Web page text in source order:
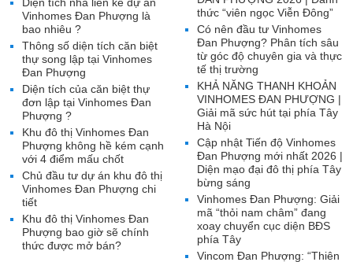
thức “viên ngọc Viễn Đông”
Có nên đầu tư Vinhomes
Đan Phượng? Phân tích sâu
từ góc độ chuyên gia và thực
tế thị trường
KHẢ NĂNG THANH KHOẢN
VINHOMES ĐAN PHƯỢNG |
Giải mã sức hút tại phía Tây
Hà Nội
Cập nhật Tiến độ Vinhomes
Đan Phượng mới nhất 2026 |
Diện mạo đại đô thị phía Tây
bừng sáng
Vinhomes Đan Phượng: Giải
mã “thỏi nam châm” đang
xoay chuyển cục diện BĐS
phía Tây
Vincom Đan Phượng: “Thiên
Diện tích nhà liền kề dự án
Vinhomes Đan Phượng là
bao nhiêu ?
Thông số diện tích căn biệt
thự song lập tại Vinhomes
Đan Phượng
Diện tích của căn biệt thự
đơn lập tại Vinhomes Đan
Phượng ?
Khu đô thị Vinhomes Đan
Phượng không hề kém cạnh
với 4 điểm mấu chốt
Chủ đầu tư dự án khu đô thị
Vinhomes Đan Phượng chi
tiết
Khu đô thị Vinhomes Đan
Phượng bao giờ sẽ chính
thức được mở bán?